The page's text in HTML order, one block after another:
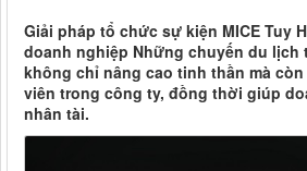
Giải pháp tổ chức sự kiện MICE Tuy
doanh nghiệp Những chuyến du lịch
không chỉ nâng cao tinh thần mà
viên trong công ty, đồng thời giúp
nhân tài.